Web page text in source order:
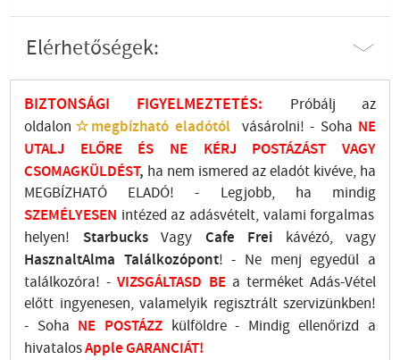
Elérhetőségek:
BIZTONSÁGI FIGYELMEZTETÉS:
Próbálj az
oldalon ☆megbízható eladótól vásárolni! - Soha NE
UTALJ ELŐRE ÉS NE KÉRJ POSTÁZÁST VAGY
CSOMAGKÜLDÉST, ha nem ismered az eladót kivéve, ha
MEGBÍZHATÓ ELADÓ! - Legjobb, ha mindig
SZEMÉLYESEN intézed az adásvételt, valami forgalmas
helyen! StarbucksVagy Cafe Frei kávézó, vagy
HasznaltAlma Találkozópont! - Ne menj egyedül a
találkozóra! - VIZSGÁLTASD BEa terméket Adás-Vétel
előtt ingyenesen, valamelyik regisztrált szervizünkben!
- Soha NE POSTÁZZ külföldre- Mindig ellenőrizd a
hivatalosApple GARANCIÁT!